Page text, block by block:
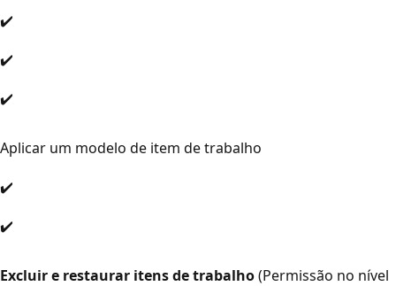
✔️
✔️
✔️
Aplicar um modelo de item de trabalho
✔️
✔️
Excluir e restaurar itens de trabalho(Permissão no nível